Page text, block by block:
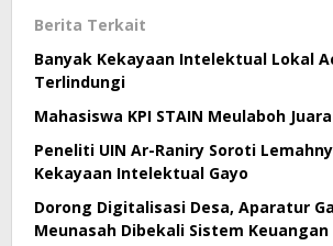
Berita Terkait
Banyak Kekayaan Intelektual Lokal
Terlindungi
Mahasiswa KPI STAIN Meulaboh
Peneliti UIN Ar-Raniry Soroti
Kekayaan Intelektual Gayo
Dorong Digitalisasi Desa, Aparatur
Meunasah Dibekali Sistem